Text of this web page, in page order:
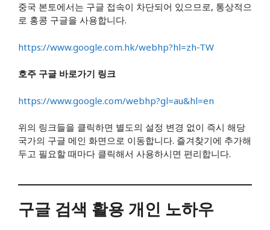
중국 본토에서는 구글 접속이 차단되어 있으므로, 통상적으
로 홍콩 구글을 사용합니다.
https://www.google.com.hk/webhp?hl=zh-TW
호주 구글 바로가기 링크
https://www.google.com/webhp?gl=au&hl=en
위의 링크들을 클릭하면 별도의 설정 변경 없이 즉시 해당
국가의 구글 메인 화면으로 이동합니다. 즐겨찾기에 추가해
두고 필요할 때마다 클릭해서 사용하시면 편리합니다.
구글 검색 활용 개인 노하우